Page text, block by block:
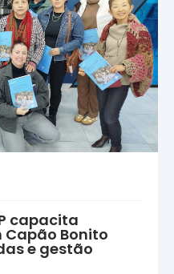
capacita
Capão Bonito
e gestão